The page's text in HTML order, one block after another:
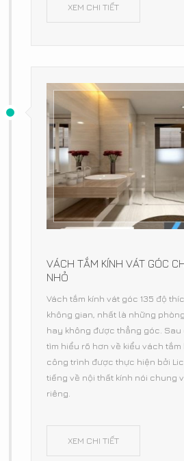
XEM CHI TIẾT
VÁCH TẮM KÍNH VÁT GÓC
NHỎ
Vách tắm kính vát góc 135 độ
không gian, nhất là những
hay không được thẳng góc.
tìm hiểu rõ hơn về kiểu vách
công trình được thực hiện bởi
tiếng về nội thất kính nói chung
riêng.
XEM CHI TIẾT